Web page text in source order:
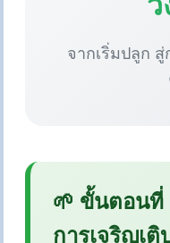
จากเริ่มปลูก
🌱 ขั้นตอนที่
การเจริญเติ